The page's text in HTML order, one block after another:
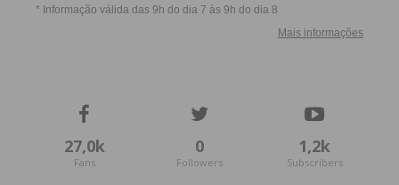
27,0k
Fans
0
Followers
1,2k
Subscribers